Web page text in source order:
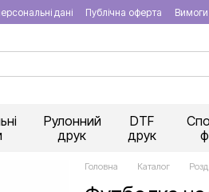
дані Публічна оферта Вимоги
Рулонний
друк
DTF
друк
Головна Каталог